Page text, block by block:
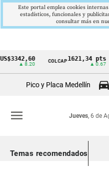
Cintillo
Colombia
▲ 8.20
COLCAP1621,34 pts
▲ 0.67
Pico y Placa Medellín
Jueves, 6 de
menu
Temas recomendados
Este portal emplea cookies
estadísticos, funcionales y
consultar más en